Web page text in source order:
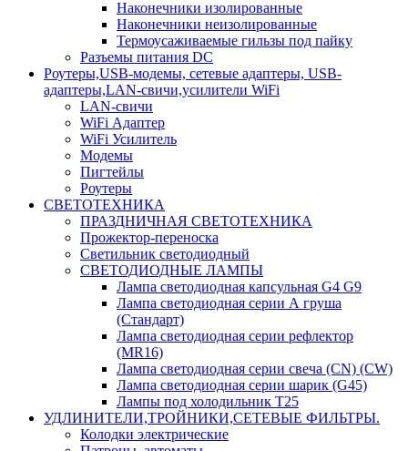
Наконечники изолированные
Наконечники неизолированные
Термоусаживаемые гильзы под пайку
Разъемы питания DC
Роутеры,USB-модемы, сетевые адаптеры, USB-
адаптеры,LAN-свичи,усилители WiFi
LAN-свичи
WiFi Адаптер
WiFi Усилитель
Модемы
Пигтейлы
Роутеры
СВЕТОТЕХНИКА
ПРАЗДНИЧНАЯ СВЕТОТЕХНИКА
Прожектор-переноска
Светильник светодиодный
СВЕТОДИОДНЫЕ ЛАМПЫ
Лампа светодиодная капсульная G4 G9
Лампа светодиодная серии А груша
(Стандарт)
Лампа светодиодная серии рефлектор
(MR16)
Лампа светодиодная серии свеча (CN) (CW)
Лампа светодиодная серии шарик (G45)
Лампы под холодильник T25
УДЛИНИТЕЛИ,ТРОЙНИКИ,СЕТЕВЫЕ ФИЛЬТРЫ.
Колодки электрические